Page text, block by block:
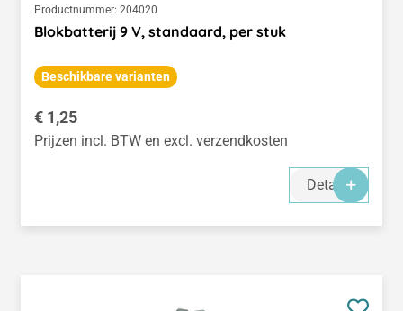
Productnummer: 204020
Blokbatterij 9 V, standaard, per stuk
Beschikbare varianten
Normale prijs:
€ 1,25
Prijzen incl. BTW en excl. verzendkosten
Details